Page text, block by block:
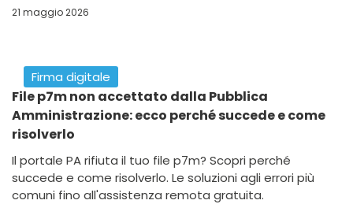
21 maggio 2026
Firma digitale
File p7m non accettato dalla Pubblica
Amministrazione: ecco perché succede e come
risolverlo
Il portale PA rifiuta il tuo file p7m? Scopri perché
succede e come risolverlo. Le soluzioni agli errori più
comuni fino all'assistenza remota gratuita.